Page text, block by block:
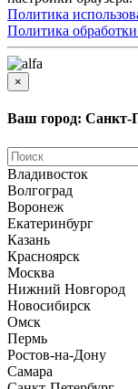
Политика
Политика
×
Ваш город: Санкт-
Владивосток
Волгоград
Воронеж
Екатеринбург
Казань
Красноярск
Москва
Нижний Новгород
Новосибирск
Омск
Пермь
Ростов-на-Дону
Самара